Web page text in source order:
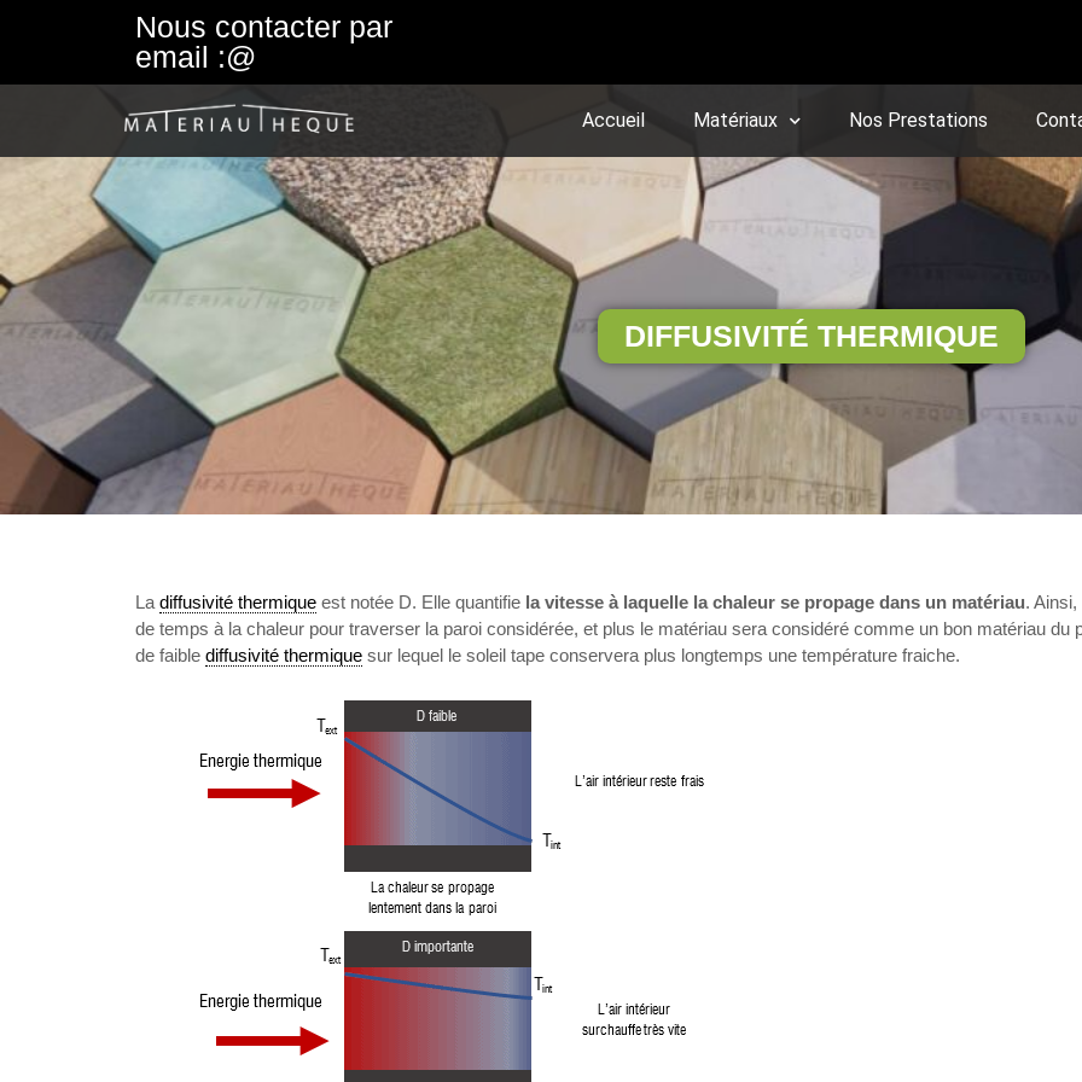
Nous contacter par
email :@
Accueil Matériaux Nos Prestations
DIFFUSIVITÉ THERMIQUE
La diffusivité thermique est notée D. Elle quantifie la vitesse à laquelle la chaleur se propage dans un matériau.
de temps à la chaleur pour traverser la paroi considérée, et plus le matériau sera considéré comme un bon matériau du
de faible diffusivité thermique sur lequel le soleil tape conservera plus longtemps une température fraiche.